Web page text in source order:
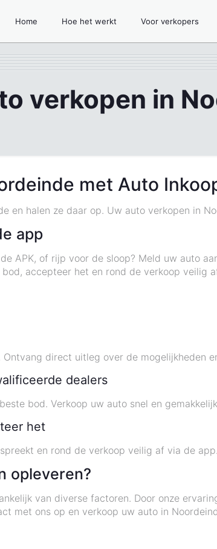
Home Hoe het werkt Voor verkopers
verkopen in
met Auto
en halen ze daar op. Uw auto verkopen in
app
APK, of rijp voor de sloop? Meld uw auto
accepteer het en rond de verkoop veilig
direct uitleg over de mogelijkheden
dealers
bod. Verkoop uw auto snel en
het
en rond de verkoop veilig af via de app.
opleveren?
van diverse factoren. Door onze
met ons op en verkoop uw auto in